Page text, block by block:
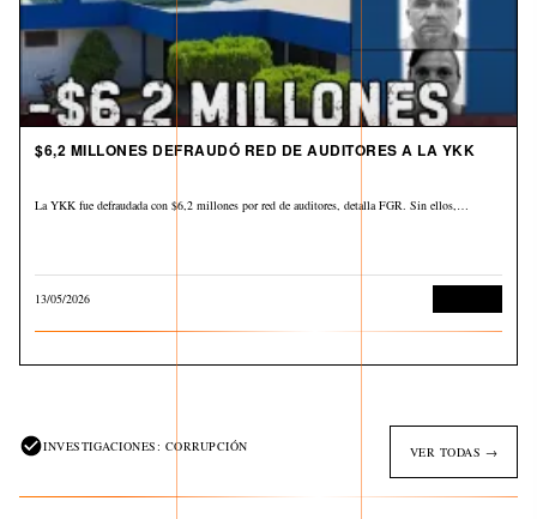
$6,2 MILLONES DEFRAUDÓ RED DE AUDITORES A LA YKK
La YKK fue defraudada con $6,2 millones por red de auditores, detalla FGR. Sin ellos,…
13/05/2026
INVESTIGACIONES: CORRUPCIÓN VER TODAS →